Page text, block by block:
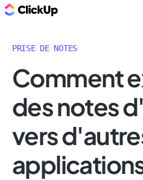
PRISE DE NOTES
Comment
des notes
vers